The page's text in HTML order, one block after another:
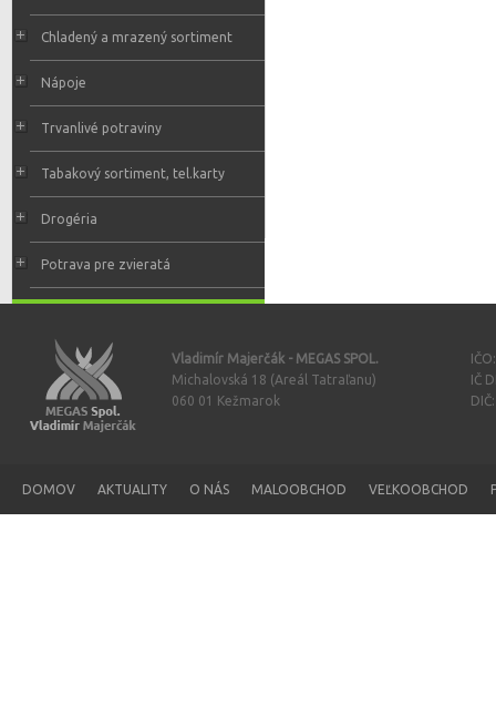
Chladený a mrazený sortiment
Nápoje
Trvanlivé potraviny
Tabakový sortiment, tel.karty
Drogéria
Potrava pre zvieratá
Vladimír Majerčák - MEGAS SPOL.
Michalovská 18 (Areál Tatraľanu)
060 01 Kežmarok
IČ
DOMOV AKTUALITY O NÁS MALOOBCHOD VEĽKOOBCHOD